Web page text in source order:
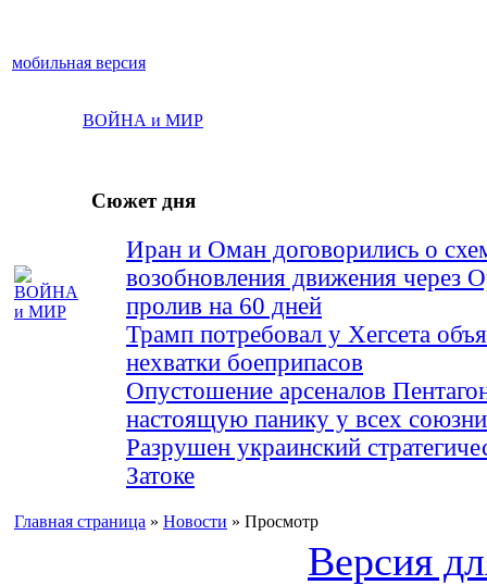
мобильная версия
ВОЙНА и МИР
Сюжет дня
Иран и Оман договорились о
возобновления движения через
пролив на 60 дней
Трамп потребовал у Хегсета
нехватки боеприпасов
Опустошение арсеналов
настоящую панику у всех
Разрушен украинский
Затоке
Главная страница » Новости » Просмотр
Версия